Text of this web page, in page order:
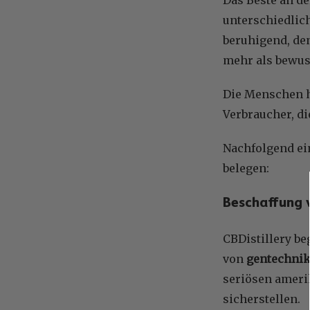
beruhigend,
mehr als
Die Menschen
Verbraucher,
Nachfolgend
belegen:
Beschaffung
CBDistillery
von
seriösen
sicherstellen.